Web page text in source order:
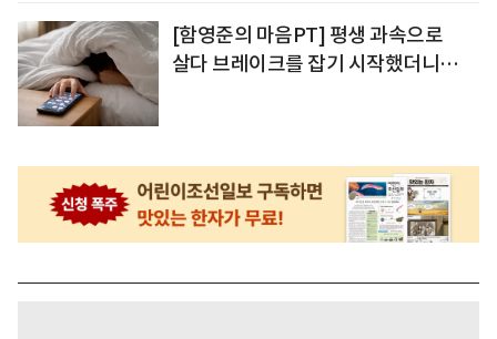
[함영준의 마음PT] 평생 과속으로
살다 브레이크를 잡기 시작했더니…